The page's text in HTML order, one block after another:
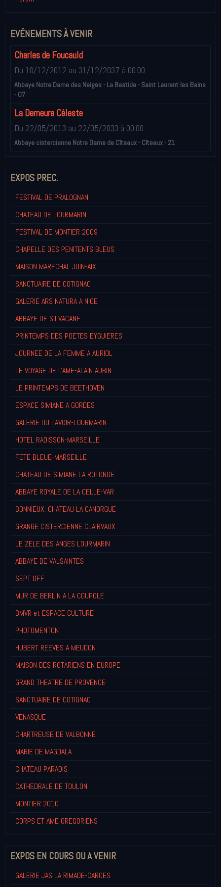
EVÉNEMENTS À VENIR
Charles de Foucauld
Du 10/12/2012 au 31/12/2037 à 00:00
Abbaye Notre Dame des Neiges - La Bastide - Saint Laurent les Bains
- 07
La Demeure Céleste
Du 22/05/2013 au 22/05/2033 à 00:00
Abbaye cistercienne Notre Dame de Cîteaux - Cîteaux - 21
EXPOS PREC.
FESTIVAL DE PRALOGNAN
CHATEAU DE LOURMARIN
FESTIVAL DE MONTIER 2009
CHAPELLE DES PENITENTS BLEUS
MAISON MARECHAL JUIN-AIX
SANCTUAIRE DE COTIGNAC
GALERIE ARS NATURA A NICE
ABBAYE DE SILVACANE
PRINTEMPS DES POETES EYGUIERES
JOURNEE DE LA FEMME A AURIOL
LE VOYAGE DE L'AME-ALAIN AUBIN
LE PRINTEMPS DE BEETHOVEN
ESPACE SIMIANE A GORDES
GALERIE DU LAVOIR-LOURMARIN
HOTEL RADISSON-MARSEILLE
FETE BLEUE-MARSEILLE
CHATEAU DE SIMIANE LA ROTONDE
ABBAYE ROYALE DE LA CELLE-VAR
BONNIEUX: CHATEAU LA CANORGUE
GRANGE CISTERCIENNE CLAIRVAUX
LE ZELE DES ANGES LOURMARIN
ABBAYE DE VALSAINTES
SEPT OFF
MUR DE BERLIN A LA COUPOLE
BMVR et ESPACE CULTURE
PHOTOMENTON
HUBERT REEVES A MEUDON
MAISON DES ROTARIENS EN EUROPE
GRAND THEATRE DE PROVENCE
SANCTUAIRE DE COTIGNAC
VENASQUE
CHARTREUSE DE VALBONNE
MARIE DE MAGDALA
CHATEAU PARADIS
CATHEDRALE DE TOULON
MONTIER 2010
CORPS ET AME GREGORIENS
EXPOS EN COURS OU A VENIR
GALERIE JAS LA RIMADE-CARCES